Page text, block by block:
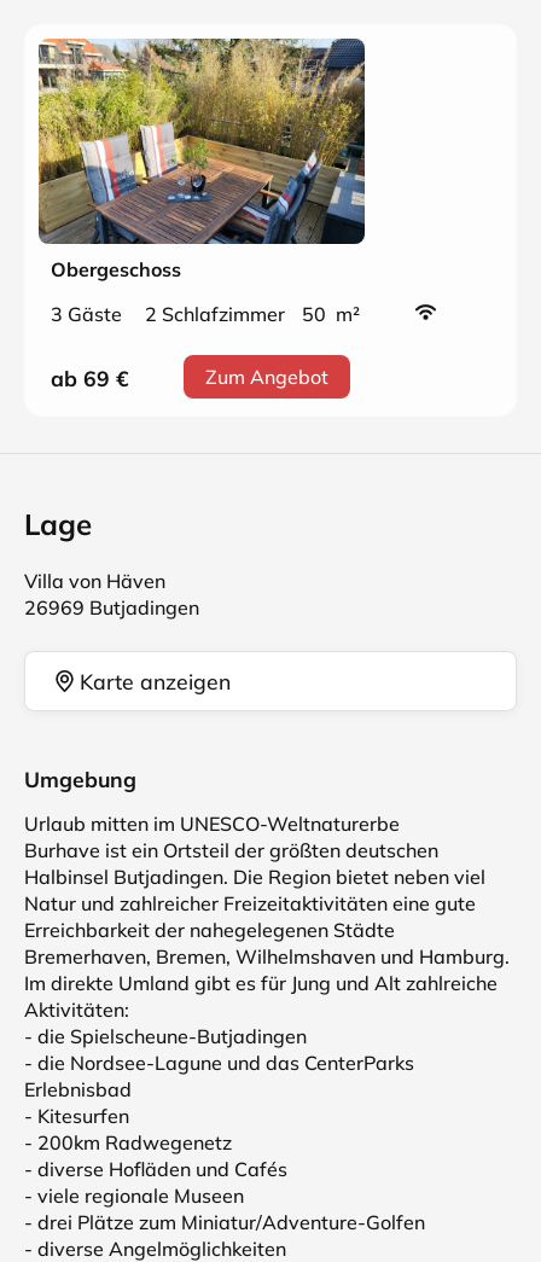
Obergeschoss
3 Gäste
2 Schlafzimmer 50 m²
ab 69 € Zum Angebot
Lage
Villa von Häven
26969 Butjadingen
Karte anzeigen
Umgebung
Urlaub mitten im UNESCO-Weltnaturerbe
Burhave ist ein Ortsteil der größten deutschen
Halbinsel Butjadingen. Die Region bietet neben viel
Natur und zahlreicher Freizeitaktivitäten eine gute
Erreichbarkeit der nahegelegenen Städte
Bremerhaven, Bremen, Wilhelmshaven und Hamburg.
Im direkte Umland gibt es für Jung und Alt zahlreiche
Aktivitäten:
- die Spielscheune-Butjadingen
- die Nordsee-Lagune und das CenterParks
Erlebnisbad
- Kitesurfen
- 200km Radwegenetz
- diverse Hofläden und Cafés
- viele regionale Museen
- drei Plätze zum Miniatur/Adventure-Golfen
- diverse Angelmöglichkeiten